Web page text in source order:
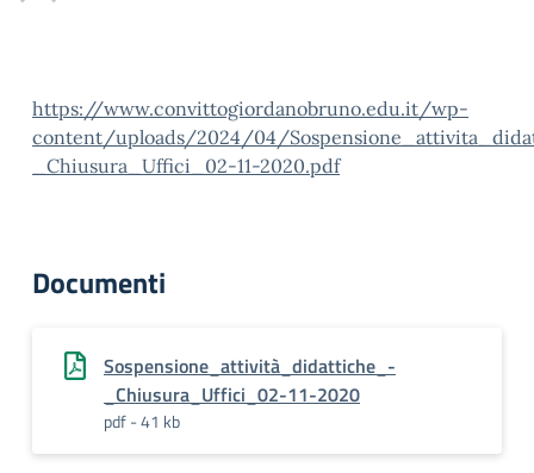
https://www.convittogiordanobruno.edu.it/wp-
content/uploads/2024/04/
_Chiusura_Uffici_02-11-2020.pdf
Documenti
Sospensione_attività_didattiche_-
_Chiusura_Uffici_02-11-2020
pdf - 41 kb